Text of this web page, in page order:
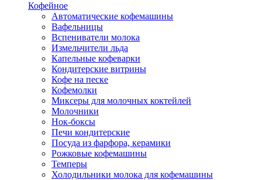
Кофейное
Автоматические кофемашины
Вафельницы
Вспениватели молока
Измельчители льда
Капельные кофеварки
Кондитерские витрины
Кофе на песке
Кофемолки
Миксеры для молочных коктейлей
Молочники
Нок-боксы
Печи кондитерские
Посуда из фарфора, керамики
Рожковые кофемашины
Темперы
Холодильники молока для кофемашины